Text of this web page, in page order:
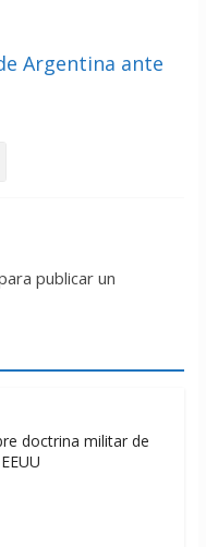
Argentina ante
publicar un
doctrina militar de